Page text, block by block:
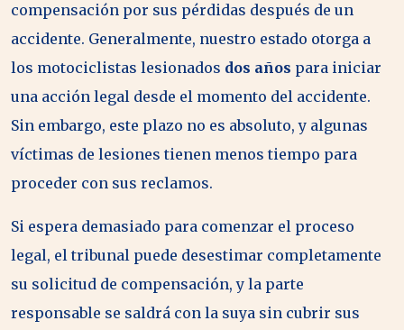
compensación por sus pérdidas después de un
accidente. Generalmente, nuestro estado otorga a
los motociclistas lesionados dos años para iniciar
una acción legal desde el momento del accidente.
Sin embargo, este plazo no es absoluto, y algunas
víctimas de lesiones tienen menos tiempo para
proceder con sus reclamos.
Si espera demasiado para comenzar el proceso
legal, el tribunal puede desestimar completamente
su solicitud de compensación, y la parte
responsable se saldrá con la suya sin cubrir sus